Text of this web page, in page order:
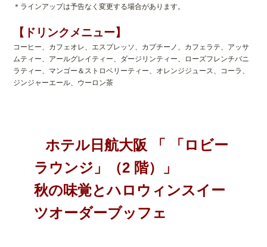
＊ラインアップは予告なく変更する場合があります。
【ドリンクメニュー】
コーヒー、カフェオレ、エスプレッソ、カプチーノ、カフェラテ、アッサ
ムティー、アールグレイティー、ダージリンティー、
ローズフレンチバニ
ラティー、マンゴー＆ストロベリーティー、オレンジジュース、コーラ、
ジンジャーエール、ウーロン茶
ホテル日航大阪 「 「ロビー
ラウンジ」（2 階）」
秋の味覚とハロウィンスイー
ツオーダーブッフェ